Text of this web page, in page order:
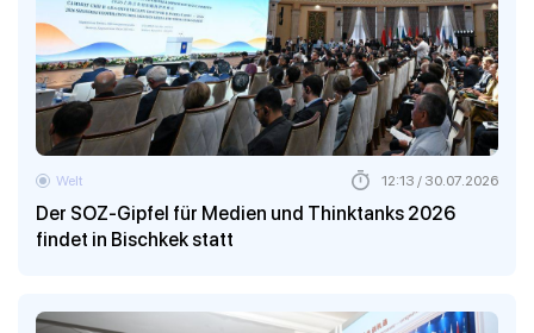
Der SOZ-Gipfel für Medien und Thinktanks 2026
findet in Bischkek statt
Welt 12:13 / 30.07.2026